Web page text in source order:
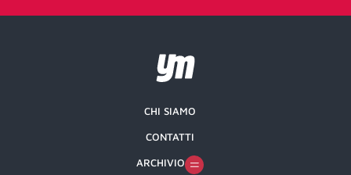
CHI SIAMO
CONTATTI
ARCHIVIO